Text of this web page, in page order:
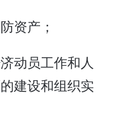
资产；
动员工作和人
建设和组织实